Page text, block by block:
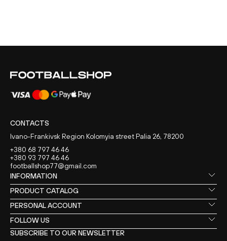
CONTACTS
Ivano-Frankivsk Region Kolomyia street Palia 26, 78200
+380 68 797 46 46
+380 93 797 46 46
footballshop77@gmail.com
INFORMATION
PRODUCT CATALOG
PERSONAL ACCOUNT
FOLLOW US
SUBSCRIBE TO OUR NEWSLETTER